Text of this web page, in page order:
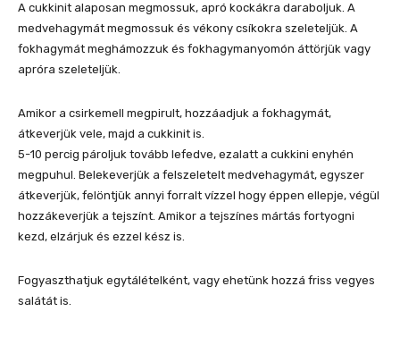
A cukkinit alaposan megmossuk, apró kockákra daraboljuk. A
medvehagymát megmossuk és vékony csíkokra szeleteljük. A
fokhagymát meghámozzuk és fokhagymanyomón áttörjük vagy
apróra szeleteljük.
Amikor a csirkemell megpirult, hozzáadjuk a fokhagymát,
átkeverjük vele, majd a cukkinit is.
5-10 percig pároljuk tovább lefedve, ezalatt a cukkini enyhén
megpuhul. Belekeverjük a felszeletelt medvehagymát, egyszer
átkeverjük, felöntjük annyi forralt vízzel hogy éppen ellepje, végül
hozzákeverjük a tejszínt. Amikor a tejszínes mártás fortyogni
kezd, elzárjuk és ezzel kész is.
Fogyaszthatjuk egytálételként, vagy ehetünk hozzá friss vegyes
salátát is.